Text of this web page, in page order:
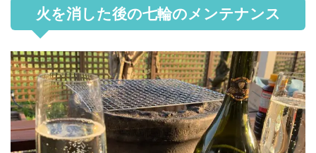
火を消した後の七輪のメンテナンス